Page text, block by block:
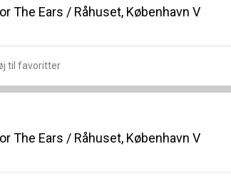
The Ears / Råhuset, København V
til favoritter
The Ears / Råhuset, København V